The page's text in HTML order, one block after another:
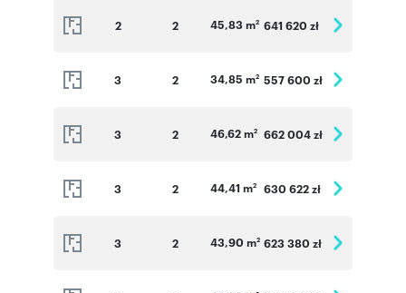
2 2 45,83 m2 641 620 zł
3 2 34,85 m2 557 600 zł
3 2 46,62 m2 662 004 zł
3 2 44,41 m2 630 622 zł
3 2 43,90 m2 623 380 zł